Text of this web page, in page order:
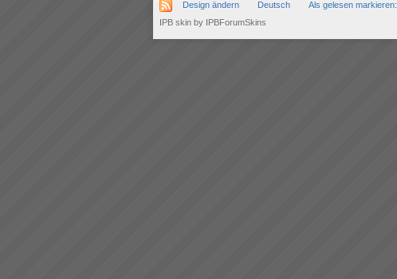
Design ändern Deutsch Als gelesen markieren:
IPB skin by IPBForumSkins